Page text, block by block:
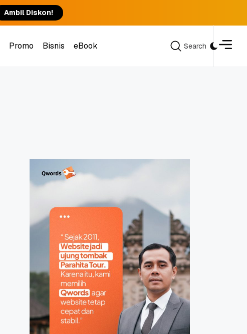
Ambil Diskon!
Promo
Bisnis
eBook
Search